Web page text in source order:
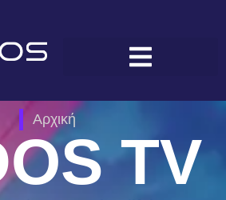
Αρχική
TV